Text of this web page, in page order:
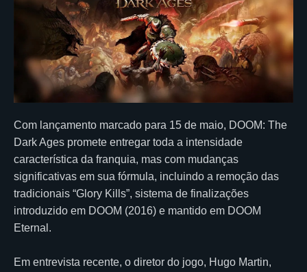
Com lançamento marcado para 15 de maio, DOOM: The
Dark Ages promete entregar toda a intensidade
característica da franquia, mas com mudanças
significativas em sua fórmula, incluindo a remoção das
tradicionais “Glory Kills”, sistema de finalizações
introduzido em DOOM (2016) e mantido em DOOM
Eternal.
Em entrevista recente, o diretor do jogo, Hugo Martin,